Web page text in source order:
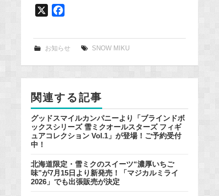
e
k
お知らせ SNOW MIKU
関連する記事
グッドスマイルカンパニーより「ブラインドボ
ックスシリーズ 雪ミクオールスターズ フィギ
ュアコレクション Vol.1」が登場！ご予約受付
中！
北海道限定・雪ミクのスイーツ“濃厚いちご
味”が7月15日より新発売！「マジカルミライ
2026」でも出張販売が決定